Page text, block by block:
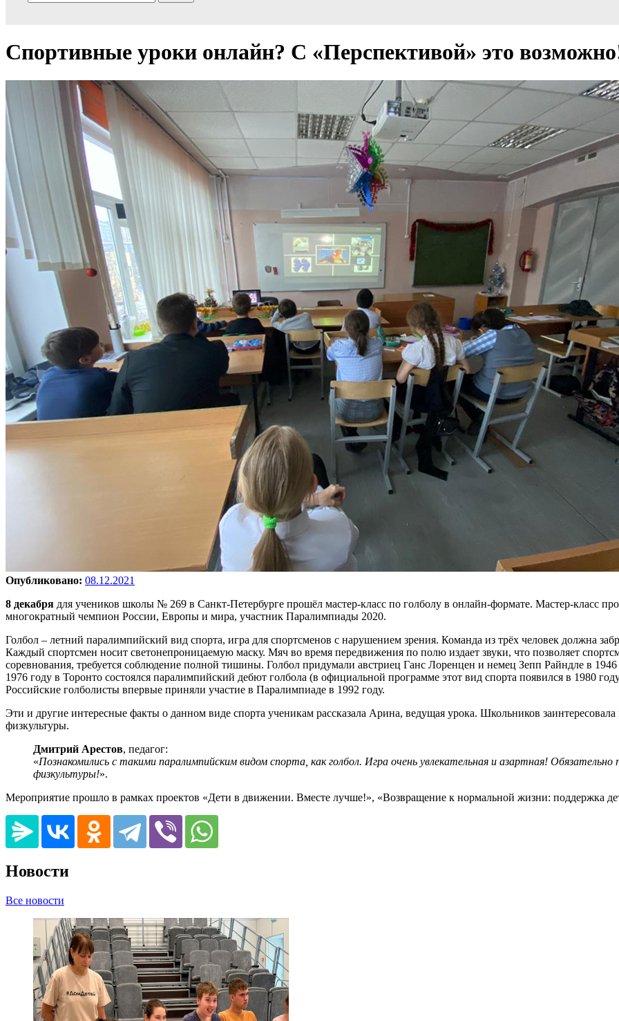
Спортивные уроки онлайн? С «Перспективой» это
Опубликовано: 08.12.2021
8 декабря для учеников школы № 269 в Санкт-Петербурге прошёл мастер-класс по голболу в онлайн-формате. Мастер-класс
многократный чемпион России, Европы и мира, участник Паралимпиады 2020.
Голбол – летний паралимпийский вид спорта, игра для спортсменов с нарушением зрения. Команда из трёх человек должна
Каждый спортсмен носит светонепроницаемую маску. Мяч во время передвижения по полю издает звуки, что позволяет
соревнования, требуется соблюдение полной тишины. Голбол придумали австриец Ганс Лоренцен и немец Зепп Райндле в
1976 году в Торонто состоялся паралимпийский дебют голбола (в официальной программе этот вид спорта появился в 1980
Российские голболисты впервые приняли участие в Паралимпиаде в 1992 году.
Эти и другие интересные факты о данном виде спорта ученикам рассказала Арина, ведущая урока. Школьников заинтересовала
физкультуры.
Дмитрий Арестов, педагог:
«Познакомились с такими паралимпийским видом спорта, как голбол. Игра очень увлекательная и азартная!
физкультуры!».
Мероприятие прошло в рамках проектов «Дети в движении. Вместе лучше!», «Возвращение к нормальной жизни: поддержка
Новости
Все новости